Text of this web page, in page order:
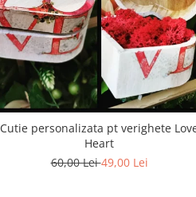
Cutie personalizata pt verighete
Heart
60,00 Lei49,00 Lei